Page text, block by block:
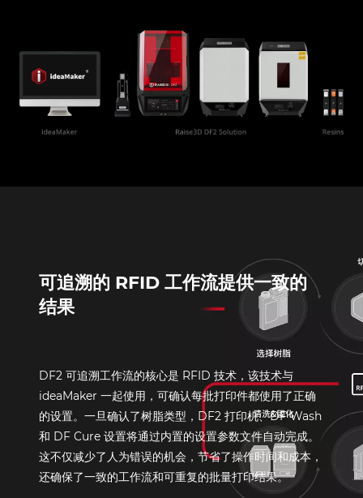
可追溯的 RFID 工作流提供一致的
结果
DF2 可追溯工作流的核心是 RFID 技术，该技术与
ideaMaker 一起使用，可确认每批打印件都使用了正确
的设置。一旦确认了树脂类型，DF2 打印机、DF Wash
和 DF Cure 设置将通过内置的设置参数文件自动完成。
这不仅减少了人为错误的机会，节省了操作时间和成本，
还确保了一致的工作流和可重复的批量打印结果。